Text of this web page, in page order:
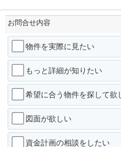
お問合せ内容
物件を実際に見たい
もっと詳細が知りたい
希望に合う物件を探して欲
図面が欲しい
資金計画の相談をしたい